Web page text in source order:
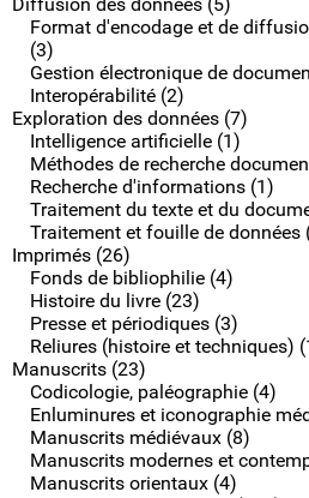
Format d'encodage et de
(3)
Gestion électronique de
Interopérabilité (2)
Exploration des données (7)
Intelligence artificielle (1)
Méthodes de recherche
Recherche d'informations (1)
Traitement du texte et du
Traitement et fouille de données
Imprimés (26)
Fonds de bibliophilie (4)
Histoire du livre (23)
Presse et périodiques (3)
Reliures (histoire et techniques)
Manuscrits (23)
Codicologie, paléographie (4)
Enluminures et iconographie
Manuscrits médiévaux (8)
Manuscrits modernes et
Manuscrits orientaux (4)